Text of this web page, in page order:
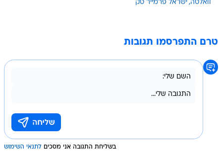
וואלטה ישראל פרמייר טק
טרם התפרסמו תגובות
בשליחת התגובה אני מסכים לתנאי השימוש